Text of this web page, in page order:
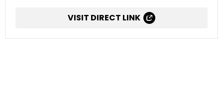
VISIT DIRECT LINK